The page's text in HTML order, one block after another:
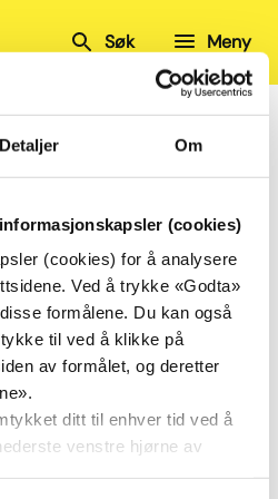
Detaljer Om
(cookies)
(cookies) for å analysere
Ved å trykke «Godta»
formålene. Du kan også
til ved å klikke på
av formålet, og deretter
ditt til enhver tid ved å
venstre hjørne av
Meny
Søk
Fylkesstyremøte